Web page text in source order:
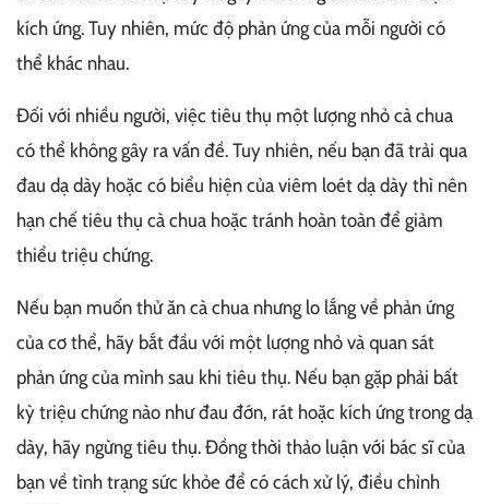
kích ứng. Tuy nhiên, mức độ phản ứng của mỗi người có
thể khác nhau.
Đối với nhiều người, việc tiêu thụ một lượng nhỏ cà chua
có thể không gây ra vấn đề. Tuy nhiên, nếu bạn đã trải qua
đau dạ dày hoặc có biểu hiện của viêm loét dạ dày thì nên
hạn chế tiêu thụ cà chua hoặc tránh hoàn toàn để giảm
thiểu triệu chứng.
Nếu bạn muốn thử ăn cà chua nhưng lo lắng về phản ứng
của cơ thể, hãy bắt đầu với một lượng nhỏ và quan sát
phản ứng của mình sau khi tiêu thụ. Nếu bạn gặp phải bất
kỳ triệu chứng nào như đau đớn, rát hoặc kích ứng trong dạ
dày, hãy ngừng tiêu thụ. Đồng thời thảo luận với bác sĩ của
bạn về tình trạng sức khỏe để có cách xử lý, điều chỉnh